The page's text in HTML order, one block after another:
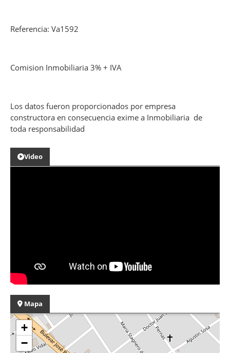
Referencia: Va1592
Comision Inmobiliaria 3% + IVA
Los datos fueron proporcionados por empresa
constructora en consecuencia exime a Inmobiliaria de
toda responsabilidad
Video
Mapa
+
−